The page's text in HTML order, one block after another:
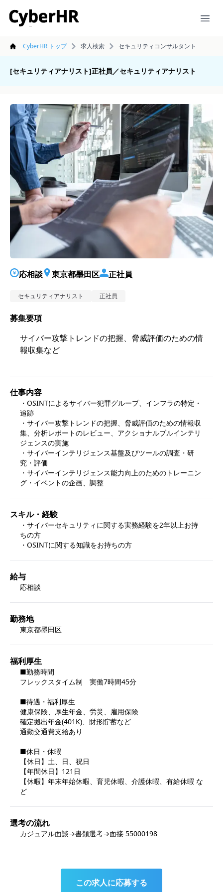
CyberHR
CyberHR トップ 求人検索 セキュリティコンサルタント
[セキュリティアナリスト]正社員／セキュリティアナリスト
応相談 東京都墨田区 正社員
セキュリティアナリスト 正社員
募集要項
サイバー攻撃トレンドの把握、脅威評価のための情
報収集など
仕事内容
・OSINTによるサイバー犯罪グループ、インフラの特定・
追跡
・サイバー攻撃トレンドの把握、脅威評価のための情報収
集、分析レポートのレビュー、アクショナルブルインテリ
ジェンスの実施
・サイバーインテリジェンス基盤及びツールの調査・研
究・評価
・サイバーインテリジェンス能力向上のためのトレーニン
グ・イベントの企画、調整
スキル・経験
・サイバーセキュリティに関する実務経験を2年以上お持
ちの方
給与
応相談
勤務地
東京都墨田区
福利厚生
■勤務時間
フレックスタイム制　実働7時間45分
■待遇・福利厚生
健康保険、厚生年金、労災、雇用保険
確定拠出年金(401K)、財形貯蓄など
通勤交通費支給あり
■休日・休暇
【休日】土、日、祝日
【年間休日】121日
【休暇】年末年始休暇、育児休暇、介護休暇、有給休暇 な
ど
選考の流れ
カジュアル面談→書類選考→面接 55000198
この求人に応募する